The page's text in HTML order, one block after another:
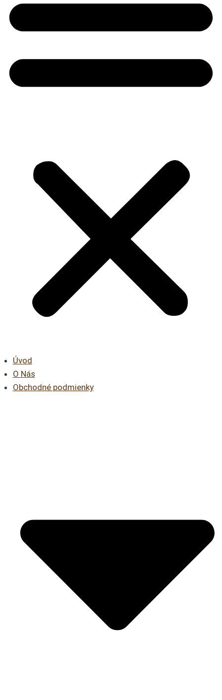
Úvod
O Nás
Obchodné podmienky